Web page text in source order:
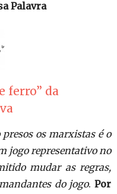
Palavra
ferro” da
os marxistas é o
jogo representativo no
mudar as regras,
do jogo.Por